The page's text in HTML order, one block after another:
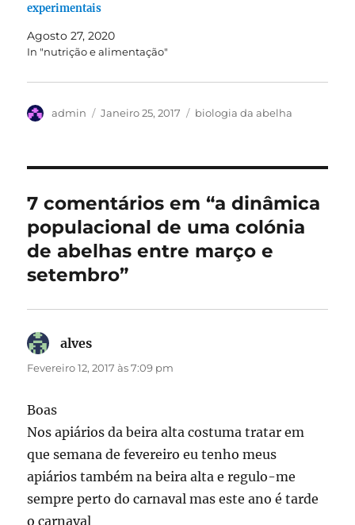
experimentais
Agosto 27, 2020
In "nutrição e alimentação"
Autor
admin
Publicado
Janeiro 25, 2017 Categorias
biologia da abelha
7 comentários em “a dinâmica
populacional de uma colónia
de abelhas entre março e
setembro”
alves
Fevereiro 12, 2017 às 7:09 pm
Boas
Nos apiários da beira alta costuma tratar em
que semana de fevereiro eu tenho meus
apiários também na beira alta e regulo-me
sempre perto do carnaval mas este ano é tarde
o carnaval